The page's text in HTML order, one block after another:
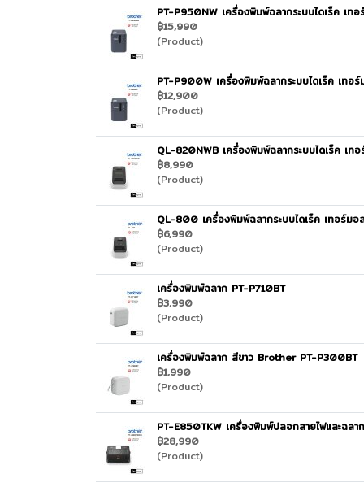
PT-P950NW เครื่องพิมพ์ฉลากระบบไดเร็ค เท
฿15,990
(Product)
PT-P900W เครื่องพิมพ์ฉลากระบบไดเร็ค เทอ
฿12,900
(Product)
QL-820NWB เครื่องพิมพ์ฉลากระบบไดเร็ค เท
฿8,990
(Product)
QL-800 เครื่องพิมพ์ฉลากระบบไดเร็ค เทอร์มอ
฿6,990
(Product)
เครื่องพิมพ์ฉลาก PT-P710BT
฿3,990
(Product)
เครื่องพิมพ์ฉลาก สีขาว Brother PT-P300BT
฿1,990
(Product)
PT-E850TKW เครื่องพิมพ์ปลอกสายไฟและฉลาก
฿28,990
(Product)